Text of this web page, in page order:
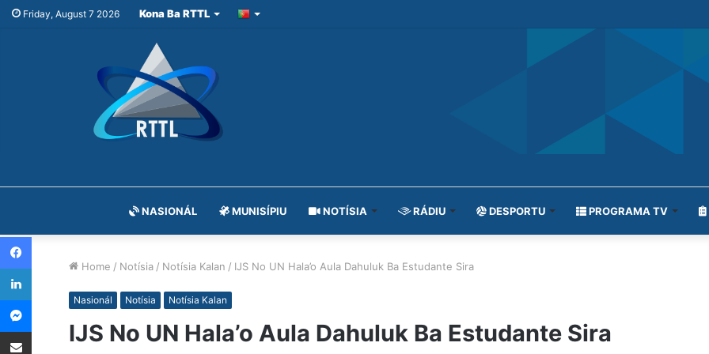
Friday, August 7 2026 Kona Ba RTTL
NASIONÁL MUNISÍPIU NOTÍSIA RÁDIU DESPORTU PROGRAMA TV
Home / Notísia / Notísia Kalan / IJS No UN Hala’o Aula Dahuluk Ba Estudante Sira
Nasionál Notísia Notísia Kalan
IJS No UN Hala’o Aula Dahuluk Ba Estudante Sira
Facebook
LinkedIn
Messenger